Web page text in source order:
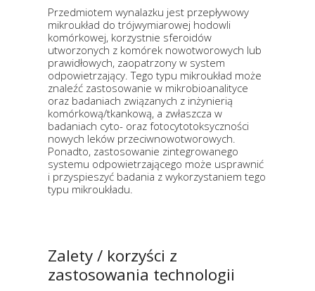
Przedmiotem wynalazku jest przepływowy
mikroukład do trójwymiarowej hodowli
komórkowej, korzystnie sferoidów
utworzonych z komórek nowotworowych lub
prawidłowych, zaopatrzony w system
odpowietrzający. Tego typu mikroukład może
znaleźć zastosowanie w mikrobioanalityce
oraz badaniach związanych z inżynierią
komórkową/tkankową, a zwłaszcza w
badaniach cyto- oraz fotocytotoksyczności
nowych leków przeciwnowotworowych.
Ponadto, zastosowanie zintegrowanego
systemu odpowietrzającego może usprawnić
i przyspieszyć badania z wykorzystaniem tego
typu mikroukładu.
Zalety / korzyści z
zastosowania technologii